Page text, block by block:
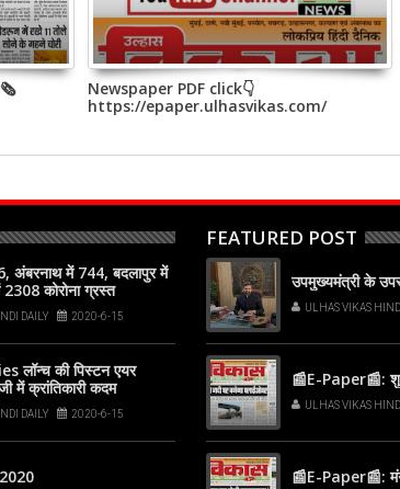
Newspaper PDF click👇
https://epaper.ulhasvikas.com/
अंबरनाथ में 744, बदलापुर में
कोरोना ग्रस्त
DAILY 2020-6-15
लॉन्च की पिस्टन एयर
में क्रांतिकारी कदम
DAILY 2020-6-15
FEATURED POST
उपमुख्यमंत्री के
ULHAS VIKAS
📰E-Paper📰:
ULHAS VIKAS
📰E-Paper📰: